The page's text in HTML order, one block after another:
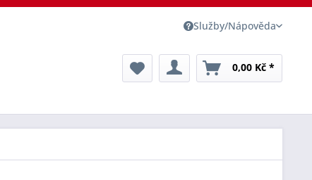
Služby/Nápověda
0,00 Kč *